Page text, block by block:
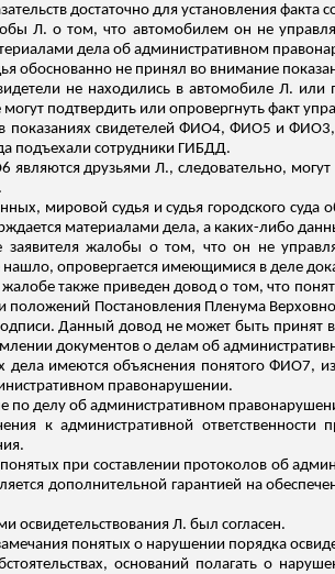
достаточно для установления
Л. о том, что автомобилем он не
дела об административном
обоснованно не принял во внимание
не находились в автомобиле Л.
подтвердить или опровергнуть факт
показаниях свидетелей ФИО4, ФИО5 и ФИО3,
подъехали сотрудники ГИБДД.
6 являются друзьями Л., следовательно,
мировой судья и судья городского
материалами дела, а каких-либо
заявителя жалобы о том, что он не
опровергается имеющимися в деле
также приведен довод о том, что
положений Постановления Пленума
Данный довод не может быть принят
документов о делам об
дела имеются объяснения понятого ФИО7,
правонарушении.
по делу об административном
к административной
понятых при составлении протоколов об
дополнительной гарантией на
освидетельствования Л. был согласен.
понятых о нарушении порядка
оснований полагать о